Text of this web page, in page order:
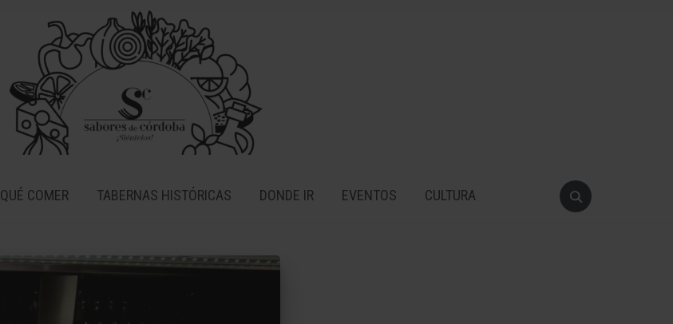
QUÉ COMER TABERNAS HISTÓRICAS DONDE IR EVENTOS CULTURA